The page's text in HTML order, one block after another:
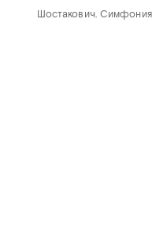
Шостакович.